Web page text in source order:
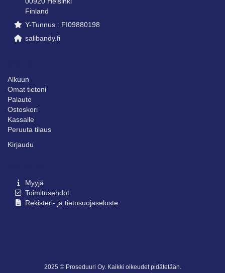
Finland
Y-Tunnus : FI09880198
salibandy.fi
Alkuun
Omat tietoni
Palaute
Ostoskori
Kassalle
Peruuta tilaus
Kirjaudu
Myyjä
Toimitusehdot
Rekisteri- ja tietosuojaseloste
2025 © Proseduuri Oy. Kaikki oikeudet pidätetään.